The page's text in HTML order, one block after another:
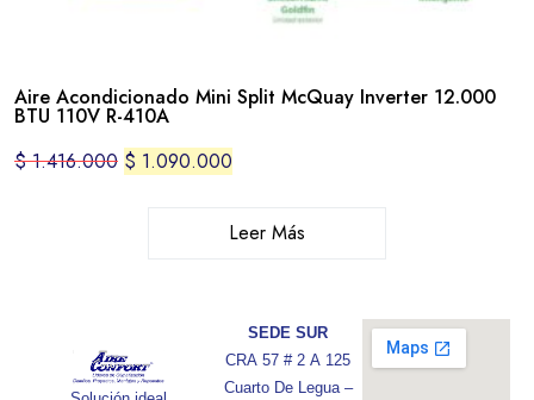
Aire Acondicionado Mini Split McQuay Inverter 12.000
BTU 110V R-410A
$1.416.000 $ 1.090.000
Leer Más
SEDE SUR
CRA 57 # 2 A 125
Cuarto De Legua –